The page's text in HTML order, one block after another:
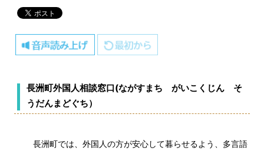
長洲町外国人相談窓口(ながすまち がいこくじん そ
うだんまどぐち）
長洲町では、外国人の方が安心して暮らせるよう、多言語